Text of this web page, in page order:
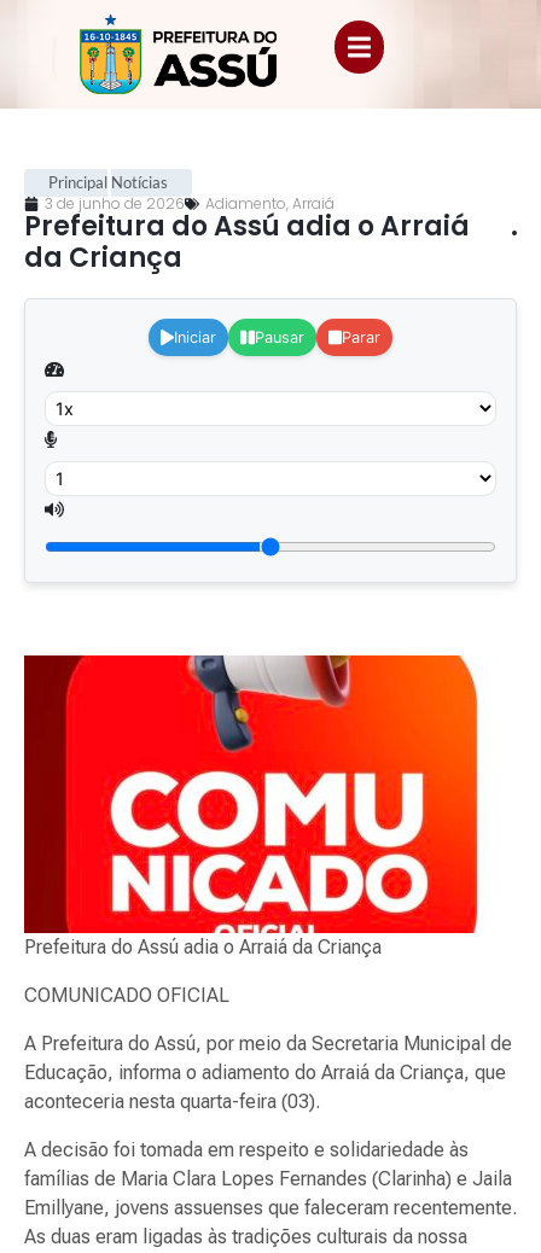
Principal Notícias
3 de junho de 2026 Adiamento,Arraiá
Prefeitura do Assú adia o Arraiá
da Criança
.
Iniciar Pausar Parar
Prefeitura do Assú adia o Arraiá da Criança
COMUNICADO OFICIAL
A Prefeitura do Assú, por meio da Secretaria Municipal de
Educação, informa o adiamento do Arraiá da Criança, que
aconteceria nesta quarta-feira (03).
A decisão foi tomada em respeito e solidariedade às
famílias de Maria Clara Lopes Fernandes (Clarinha) e Jaila
Emillyane, jovens assuenses que faleceram recentemente.
As duas eram ligadas às tradições culturais da nossa